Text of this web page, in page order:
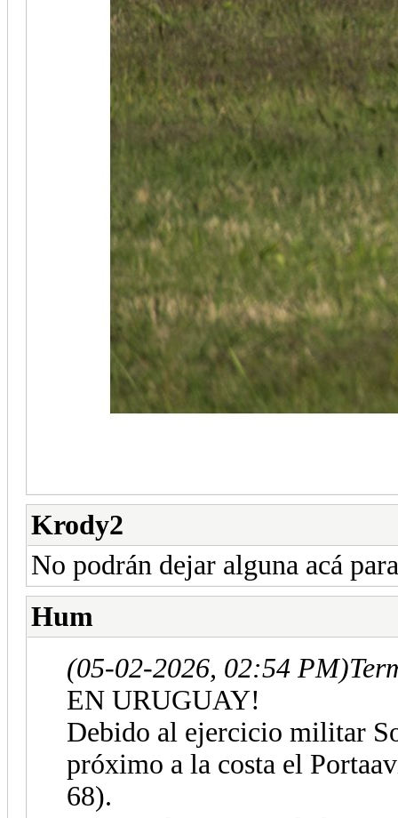
Krody2
No podrán dejar alguna acá
Hum
(05-02-2026, 02:54 PM)
EN URUGUAY!
Debido al ejercicio militar
próximo a la costa el
68).